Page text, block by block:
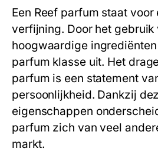
Een Reef parfum staat voor
verfijning. Door het gebruik
hoogwaardige
parfum klasse uit. Het
parfum is een statement
persoonlijkheid. Dankzij
eigenschappen
parfum zich van veel
markt.